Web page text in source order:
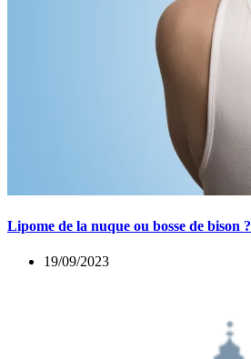
Lipome de la nuque ou bosse de bison ?
19/09/2023